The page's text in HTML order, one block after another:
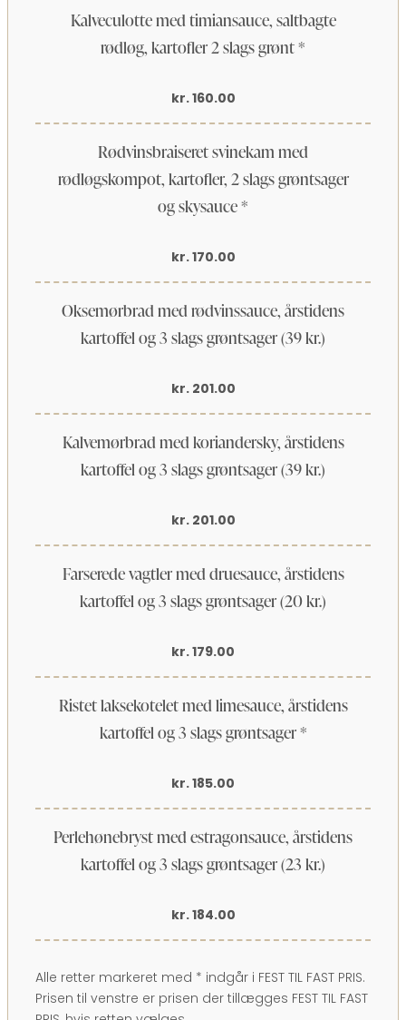
Kalveculotte med timiansauce, saltbagte
rødløg, kartofler 2 slags grønt *
kr. 160.00
Rødvinsbraiseret svinekam med
rødløgskompot, kartofler, 2 slags grøntsager
og skysauce *
kr. 170.00
Oksemørbrad med rødvinssauce, årstidens
kartoffel og 3 slags grøntsager (39 kr.)
kr. 201.00
Kalvemørbrad med koriandersky, årstidens
kartoffel og 3 slags grøntsager (39 kr.)
kr. 201.00
Farserede vagtler med druesauce, årstidens
kartoffel og 3 slags grøntsager (20 kr.)
kr. 179.00
Ristet laksekotelet med limesauce, årstidens
kartoffel og 3 slags grøntsager *
kr. 185.00
Perlehønebryst med estragonsauce, årstidens
kartoffel og 3 slags grøntsager (23 kr.)
kr. 184.00
Alle retter markeret med * indgår i FEST TIL FAST PRIS.
Prisen til venstre er prisen der tillægges FEST TIL FAST